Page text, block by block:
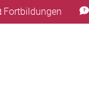
Fortbildungen